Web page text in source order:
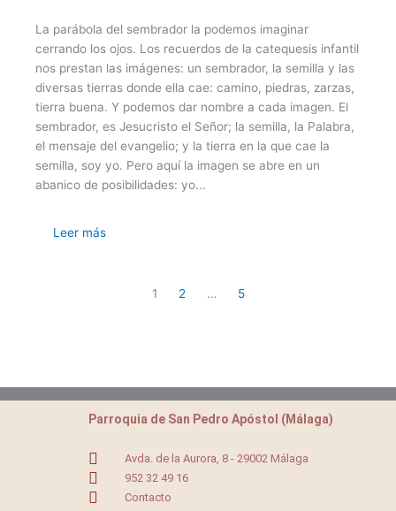
La parábola del sembrador la podemos imaginar
cerrando los ojos. Los recuerdos de la catequesis infantil
nos prestan las imágenes: un sembrador, la semilla y las
diversas tierras donde ella cae: camino, piedras, zarzas,
tierra buena. Y podemos dar nombre a cada imagen. El
sembrador, es Jesucristo el Señor; la semilla, la Palabra,
el mensaje del evangelio; y la tierra en la que cae la
semilla, soy yo. Pero aquí la imagen se abre en un
abanico de posibilidades: yo...
Leer más
1 2 … 5
Parroquia de San Pedro Apóstol (Málaga)
Avda. de la Aurora, 8 - 29002 Málaga
952 32 49 16
Contacto